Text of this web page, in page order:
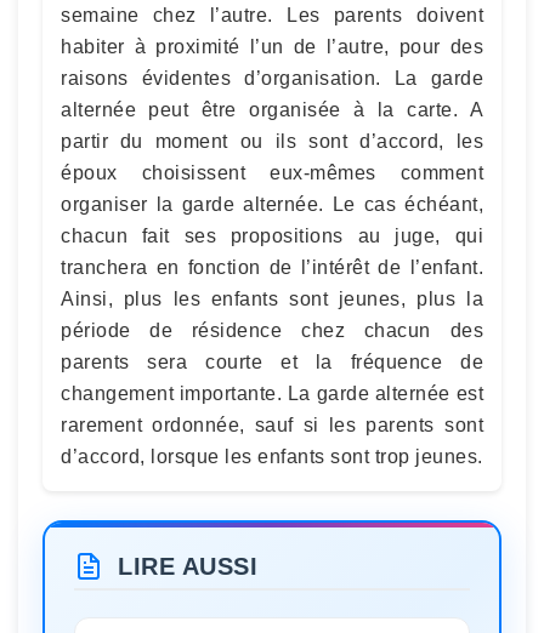
semaine chez l’autre. Les parents doivent
habiter à proximité l’un de l’autre, pour des
raisons évidentes d’organisation. La garde
alternée peut être organisée à la carte. A
partir du moment ou ils sont d’accord, les
époux choisissent eux-mêmes comment
organiser la garde alternée. Le cas échéant,
chacun fait ses propositions au juge, qui
tranchera en fonction de l’intérêt de l’enfant.
Ainsi, plus les enfants sont jeunes, plus la
période de résidence chez chacun des
parents sera courte et la fréquence de
changement importante. La garde alternée est
rarement ordonnée, sauf si les parents sont
d’accord, lorsque les enfants sont trop jeunes.
LIRE AUSSI